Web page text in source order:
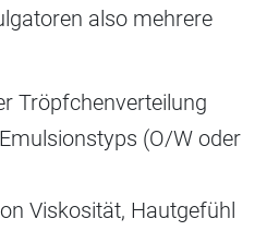
also mehrere
Tröpfchenverteilung
(O/W oder
Viskosität, Hautgefühl